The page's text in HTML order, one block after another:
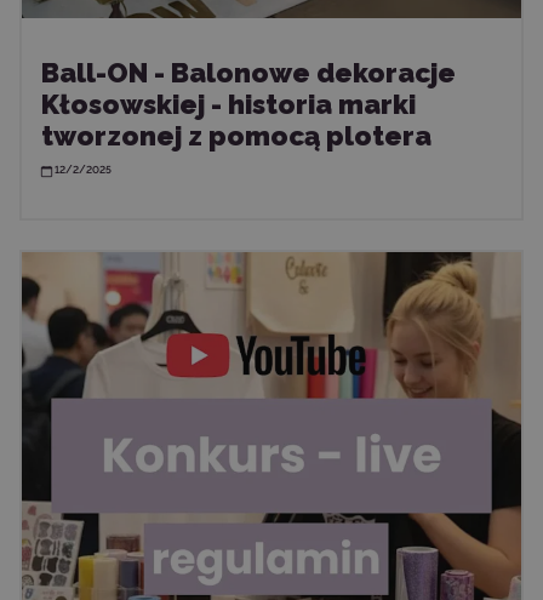
Ball-ON - Balonowe dekoracje
Kłosowskiej - historia marki
tworzonej z pomocą plotera
12/2/2025